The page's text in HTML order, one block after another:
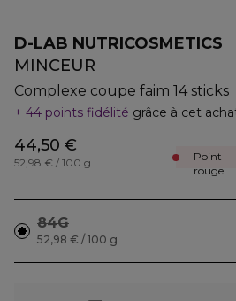
D-LAB NUTRICOSMETICS
MINCEUR
Complexe coupe faim 14 sticks
44 points fidélité grâce à cet
44,50 €
52,98 € / 100 g
Point
rouge
84G
52,98 € / 100 g